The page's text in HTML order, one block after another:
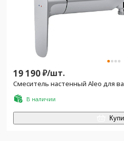
19 190₽/шт.
Смеситель настенный Aleo для
В наличии